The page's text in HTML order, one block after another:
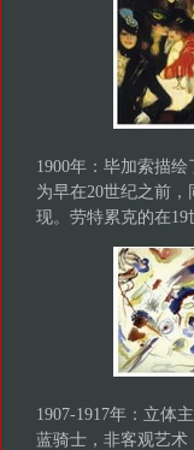
1900年：毕加索描
为早在20世纪之前
现。劳特累克的在
1907-1917年：立体
蓝骑士，非客观艺